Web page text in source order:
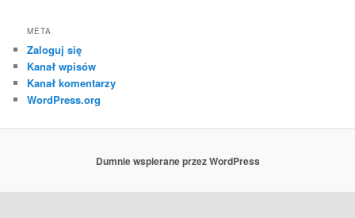
META
Zaloguj się
Kanał wpisów
Kanał komentarzy
WordPress.org
Dumnie wspierane przez WordPress